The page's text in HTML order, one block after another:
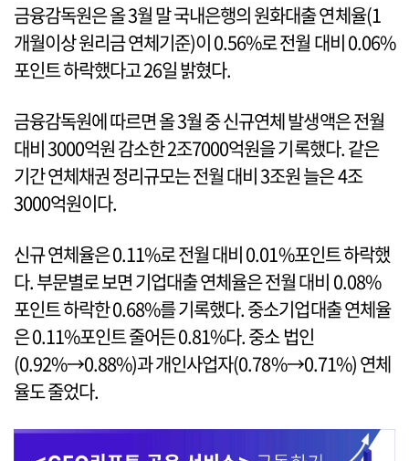
금융감독원은 올 3월 말 국내은행의 원화대출 연체율(1
개월이상 원리금 연체기준)이 0.56%로 전월 대비 0.06%
포인트 하락했다고 26일 밝혔다.
금융감독원에 따르면 올 3월 중 신규연체 발생액은 전월
대비 3000억원 감소한 2조7000억원을 기록했다. 같은
기간 연체채권 정리규모는 전월 대비 3조원 늘은 4조
3000억원이다.
신규 연체율은 0.11%로 전월 대비 0.01%포인트 하락했
다. 부문별로 보면 기업대출 연체율은 전월 대비 0.08%
포인트 하락한 0.68%를 기록했다. 중소기업대출 연체율
은 0.11%포인트 줄어든 0.81%다. 중소 법인
(0.92%→0.88%)과 개인사업자(0.78%→0.71%) 연체
율도 줄었다.